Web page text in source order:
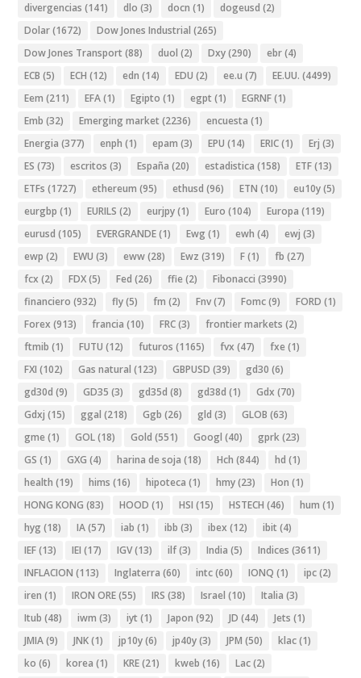
divergencias (141) dlo (3) docn (1) dogeusd (2)
Dolar(1672) Dow Jones Industrial (265)
Dow Jones Transport (88) duol (2) Dxy(290) ebr(4)
ECB (5) ECH (12) edn (14) EDU (2) ee.u (7) EE.UU. (4499)
Eem (211) EFA(1) Egipto (1) egpt (1) EGRNF(1)
Emb (32) Emerging market (2236) encuesta (1)
Energia (377) enph (1) epam (3) EPU (14) ERIC(1) Erj (3)
ES (73) escritos (3) España (20) estadistica (158) ETF(13)
ETFs (1727) ethereum (95) ethusd (96) ETN (10) eu10y(5)
eurgbp (1) EURILS (2) eurjpy(1) Euro (104) Europa (119)
eurusd (105) EVERGRANDE(1) Ewg (1) ewh (4) ewj (3)
ewp (2) EWU (3) eww(28) Ewz (319) F(1) fb (27)
fcx (2) FDX(5) Fed (26) ffie (2) Fibonacci (3990)
financiero (932) fly(5) fm (2) Fnv(7) Fomc(9) FORD (1)
Forex (913) francia (10) FRC(3) frontier markets (2)
ftmib (1) FUTU (12) futuros (1165) fvx (47) fxe (1)
FXI (102) Gas natural (123) GBPUSD (39) gd30 (6)
gd30d (9) GD35 (3) gd35d (8) gd38d (1) Gdx (70)
Gdxj (15) ggal (218) Ggb (26) gld (3) GLOB (63)
gme (1) GOL(18) Gold (551) Googl (40) gprk(23)
GS (1) GXG (4) harina de soja (18) Hch (844) hd (1)
health (19) hims (16) hipoteca (1) hmy(23) Hon (1)
HONG KONG (83) HOOD (1) HSI (15) HSTECH (46) hum (1)
hyg (18) IA(57) iab (1) ibb (3) ibex (12) ibit (4)
IEF(13) IEI (17) IGV(13) ilf(3) India (5) Indices (3611)
INFLACION (113) Inglaterra (60) intc(60) IONQ (1) ipc(2)
iren (1) IRON ORE(55) IRS (38) Israel (10) Italia (3)
Itub (48) iwm (3) iyt (1) Japon (92) JD (44) Jets (1)
JMIA(9) JNK(1) jp10y(6) jp40y(3) JPM (50) klac(1)
ko (6) korea (1) KRE(21) kweb (16) Lac(2)